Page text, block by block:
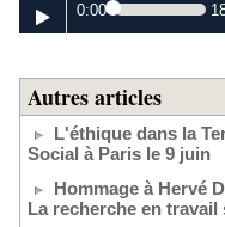
0:00
Autres articles
L'éthique dans la
Social à Paris le 9 juin
Hommage à Hervé
La recherche en